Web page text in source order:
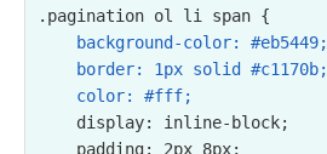
.pagination ol li span {
background-color: #eb5449;
    color: #fff;